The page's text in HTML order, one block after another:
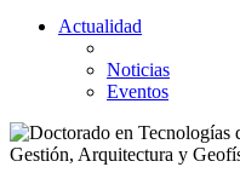
Actualidad
Noticias
Eventos